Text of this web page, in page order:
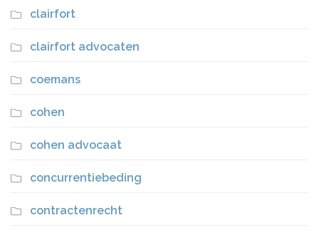
clairfort
clairfort advocaten
coemans
cohen
cohen advocaat
concurrentiebeding
contractenrecht